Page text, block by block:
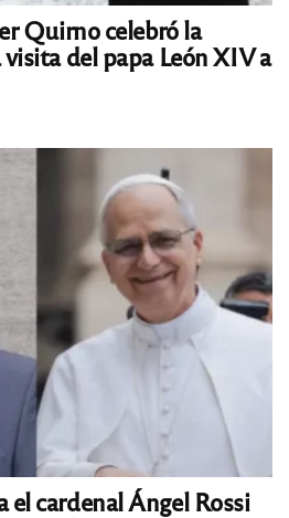
Quirno celebró la
del papa León XIV a
el cardenal Ángel Rossi